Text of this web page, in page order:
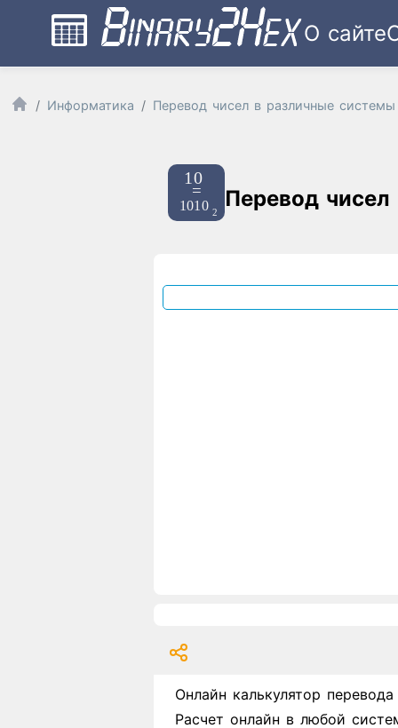
О сайте
Информатика Перевод чисел в различные системы
Перевод
Онлайн калькулятор
Расчет онлайн в любой